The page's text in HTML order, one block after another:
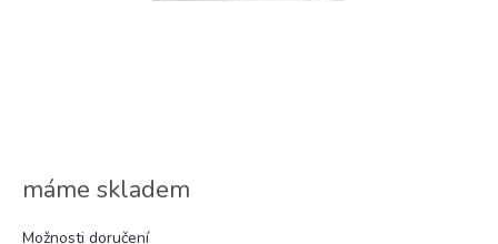
máme skladem
Možnosti doručení